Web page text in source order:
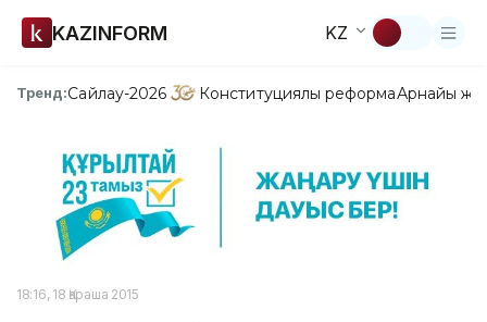
KAZINFORM KZ
Тренд:Сайлау-2026 Конституциялық реформаАрнайы
18:16, 18 Қараша 2015